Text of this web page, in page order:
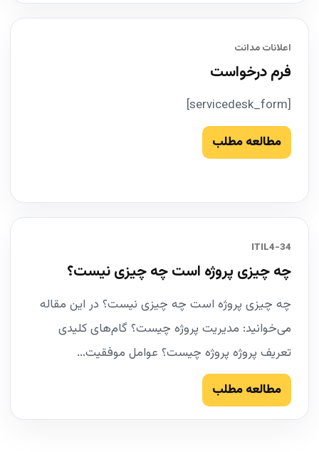
اعلانات مدانت
فرم درخواست
[servicedesk_form]
مطالعه مطلب
34-ITIL4
چه چیزی پروژه است چه چیزی نیست؟
چه چیزی پروژه است چه چیزی نیست؟ در این مقاله
می‌خوانید: مدیریت پروژه چیست؟ گام‌های کلیدی
تعریف پروژه پروژه چیست؟ عوامل موفقیت...
مطالعه مطلب